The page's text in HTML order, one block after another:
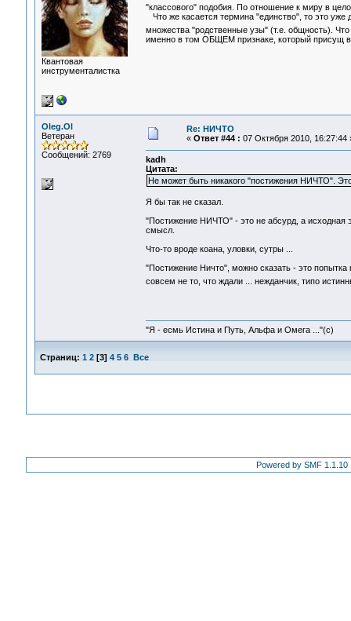
Квантовая
инструменталистка
"классового" подобия. По отношение к миру в
Что же касается термина "единство", то это уже
множества "родственные узы" (т.е. общность).
именно в том ОБЩЕМ признаке, который присущ
Oleg.Ol
Ветеран
Сообщений: 2769
Re: НИЧТО
« Ответ #44 : 07 Октября 2010, 16:27:44
kadh
Цитата:
Не может быть никакого "постижения НИЧТО".
Я бы так не сказал.
"Постижение НИЧТО" - это не абсурд, а исходная
смысл.
Что-то вроде коана, уловки, сутры ...
"Постижение Ничто", можно сказать - это попытка
совсем не то, что ждали ... нежданчик, типо
"Я - есмь Истина и Путь, Альфа и Омега ..."(с)
Страниц: 1 2[3] 4 5 6 Все
Powered by SMF 1.1.10